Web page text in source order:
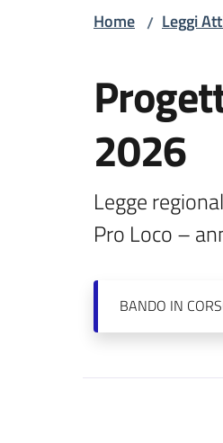
Home / Leggi
2026
Legge
Pro Loco –
BANDO IN